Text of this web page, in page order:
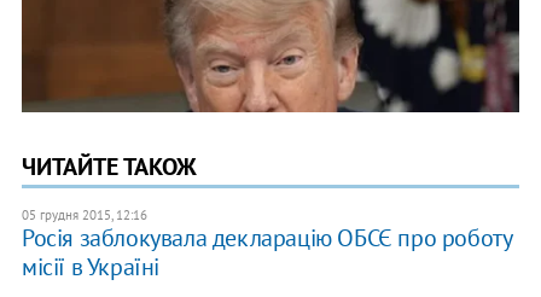
ЧИТАЙТЕ ТАКОЖ
05 грудня 2015, 12:16
Росія заблокувала декларацію ОБСЄ про роботу
місії в Україні